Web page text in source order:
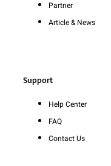
Partner
Article & News
Support
Help Center
FAQ
Contact Us